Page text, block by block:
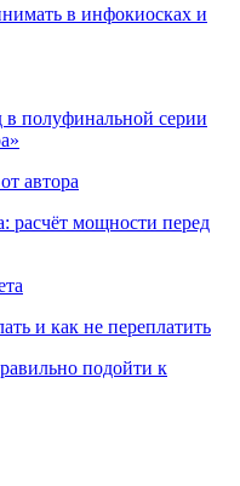
в инфокиосках и
полуфинальной серии
автора
расчёт мощности перед
и как не переплатить
подойти к